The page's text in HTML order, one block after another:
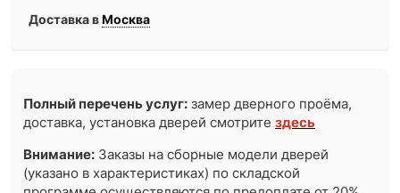
Доставка вМосква
Полный перечень услуг: замер дверного проёма,
доставка, установка дверей смотритездесь
Внимание: Заказы на сборные модели дверей
(указано в характеристиках) по складской